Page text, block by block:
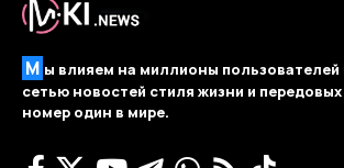
М ы влияем на миллионы пользователей
сетью новостей стиля жизни и
номер один в мире.